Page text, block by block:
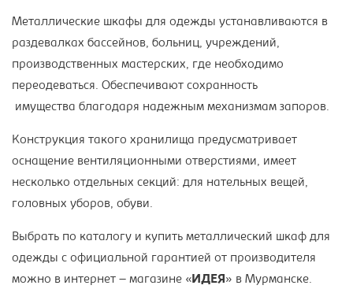
Металлические шкафы для одежды устанавливаются в
раздевалках бассейнов, больниц, учреждений,
производственных мастерских, где необходимо
переодеваться. Обеспечивают сохранность
имущества благодаря надежным механизмам запоров.
Конструкция такого хранилища предусматривает
оснащение вентиляционными отверстиями, имеет
несколько отдельных секций: для нательных вещей,
головных уборов, обуви.
Выбрать по каталогу и купить металлический шкаф для
одежды с официальной гарантией от производителя
можно в интернет – магазине «ИДЕЯ» в Мурманске.